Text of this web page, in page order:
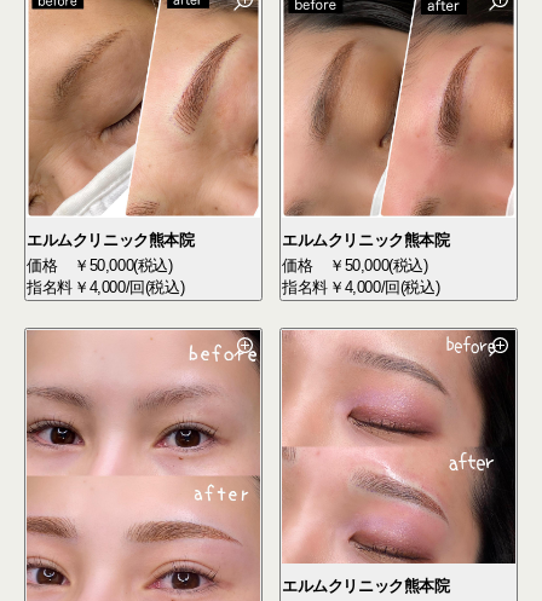
エルムクリニック熊本院
価格
￥50,000(税込)
指名料 ￥4,000/回(税込)
エルムクリニック熊本院
価格
￥50,000(税込)
指名料 ￥4,000/回(税込)
エルムクリニック熊本院